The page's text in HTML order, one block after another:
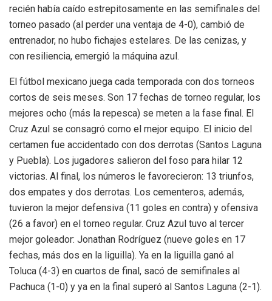
recién había caído estrepitosamente en las semifinales del
torneo pasado (al perder una ventaja de 4-0), cambió de
entrenador, no hubo fichajes estelares. De las cenizas, y
con resiliencia, emergió la máquina azul.
El fútbol mexicano juega cada temporada con dos torneos
cortos de seis meses. Son 17 fechas de torneo regular, los
mejores ocho (más la repesca) se meten a la fase final. El
Cruz Azul se consagró como el mejor equipo. El inicio del
certamen fue accidentado con dos derrotas (Santos Laguna
y Puebla). Los jugadores salieron del foso para hilar 12
victorias. Al final, los números le favorecieron: 13 triunfos,
dos empates y dos derrotas. Los cementeros, además,
tuvieron la mejor defensiva (11 goles en contra) y ofensiva
(26 a favor) en el torneo regular. Cruz Azul tuvo al tercer
mejor goleador: Jonathan Rodríguez (nueve goles en 17
fechas, más dos en la liguilla). Ya en la liguilla ganó al
Toluca (4-3) en cuartos de final, sacó de semifinales al
Pachuca (1-0) y ya en la final superó al Santos Laguna (2-1).